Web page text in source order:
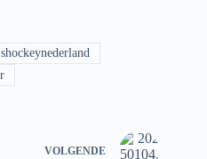
VOLGENDE